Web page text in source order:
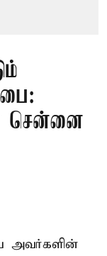
சென்னை
அவர்களின்